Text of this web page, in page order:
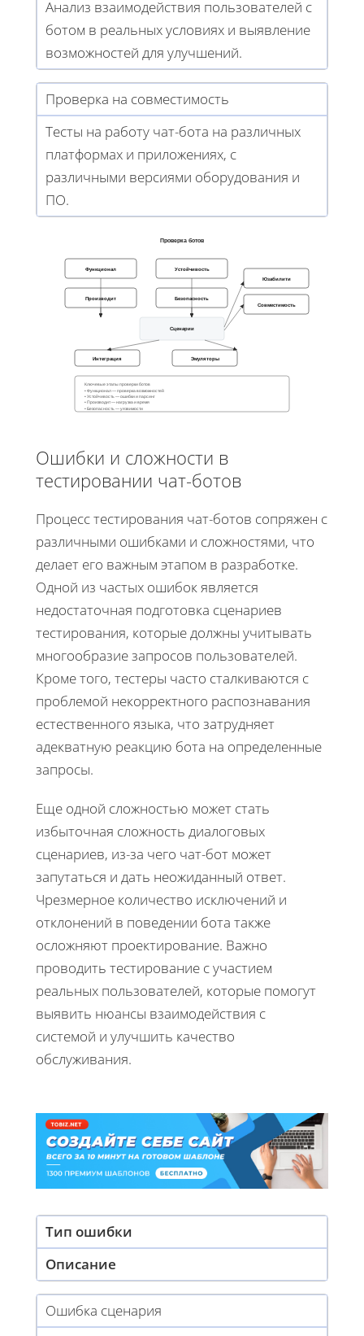
Анализ взаимодействия пользователей с
ботом в реальных условиях и выявление
возможностей для улучшений.
Проверка на совместимость
Тесты на работу чат-бота на различных
платформах и приложениях, с
различными версиями оборудования и
ПО.
Проверка ботов
Функционал Устойчивость
Производит Безопасность
Сценарии
Интеграция Эмуляторы
Юзабилити
Совместимость
Ключевые этапы проверки ботов
• Функционал — проверка возможностей
• Устойчивость — ошибки и парсинг
• Производит — нагрузка и время
• Безопасность — уязвимости
Ошибки и сложности в
тестировании чат-ботов
Процесс тестирования чат-ботов сопряжен с
различными ошибками и сложностями, что
делает его важным этапом в разработке.
Одной из частых ошибок является
недостаточная подготовка сценариев
тестирования, которые должны учитывать
многообразие запросов пользователей.
Кроме того, тестеры часто сталкиваются с
проблемой некорректного распознавания
естественного языка, что затрудняет
адекватную реакцию бота на определенные
запросы.
Еще одной сложностью может стать
избыточная сложность диалоговых
сценариев, из-за чего чат-бот может
запутаться и дать неожиданный ответ.
Чрезмерное количество исключений и
отклонений в поведении бота также
осложняют проектирование. Важно
проводить тестирование с участием
реальных пользователей, которые помогут
выявить нюансы взаимодействия с
системой и улучшить качество
обслуживания.
Тип ошибки
Описание
Ошибка сценария